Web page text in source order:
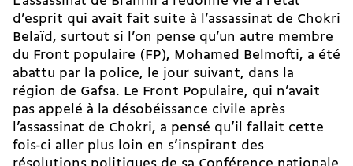
d’esprit qui avait fait suite à l’assassinat de Chokri
Belaïd, surtout si l’on pense qu’un autre membre
du Front populaire (FP), Mohamed Belmofti, a été
abattu par la police, le jour suivant, dans la
région de Gafsa. Le Front Populaire, qui n’avait
pas appelé à la désobéissance civile après
l’assassinat de Chokri, a pensé qu’il fallait cette
fois-ci aller plus loin en s’inspirant des